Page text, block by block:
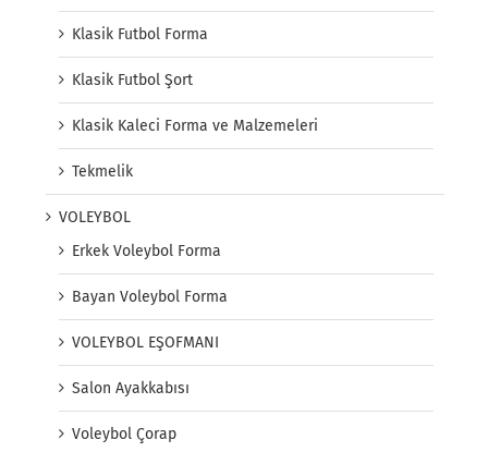
Klasik Futbol Forma
Klasik Futbol Şort
Klasik Kaleci Forma ve Malzemeleri
Tekmelik
VOLEYBOL
Erkek Voleybol Forma
Bayan Voleybol Forma
VOLEYBOL EŞOFMANI
Salon Ayakkabısı
Voleybol Çorap